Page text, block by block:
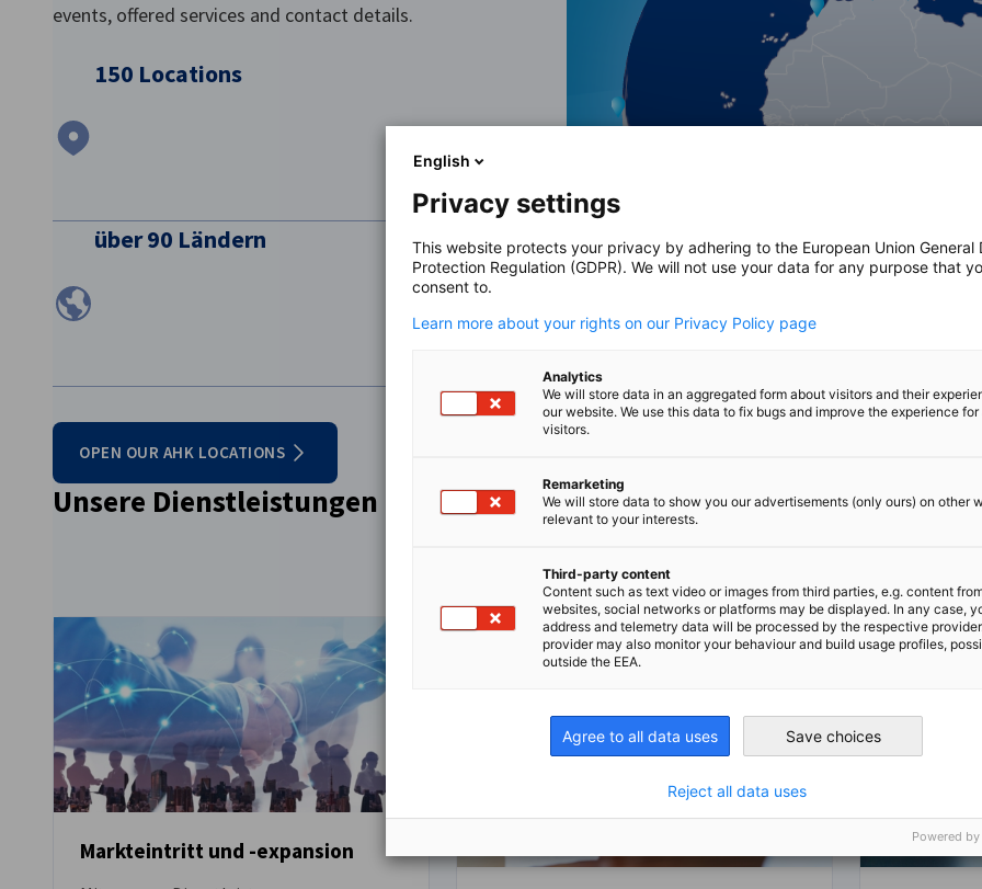
über 90 Ländern
OPEN OUR AHK LOCATIONS
Unsere Dienstleistungen für Markteintritt & -expansion
Markteintritt und -expansion
Mit unseren Dienstleistungen zum
Markteintritt USA und Business
Development unterstützen wir Ihren
Einstieg in den US-Markt und helfen Ihnen
dabei langfristig erfolgreich zu sein.
Das zweisprachige Recruiting-Team der
Unternehmen bei der Einstellung
qualifizierter Talente in den USA – wir
den US-amerikanischen Kontext, um
US
Business
Das US
kompaktes
das
Zeit das
English
Privacy settings
This website protects your privacy by adhering to the European Union General
Protection Regulation (GDPR). We will not use your data for any purpose that
consent to.
Learn more about your rights on our Privacy Policy page
Analytics
We will store data in an aggregated form about visitors and their
our website. We use this data to fix bugs and improve the experience for
visitors.
Remarketing
We will store data to show you our advertisements (only ours) on other
relevant to your interests.
Third-party content
Content such as text video or images from third parties, e.g. content
websites, social networks or platforms may be displayed. In any case,
address and telemetry data will be processed by the respective
provider may also monitor your behaviour and build usage profiles,
outside the EEA.
Agree to all data uses Save choices
Reject all data uses
Powered by